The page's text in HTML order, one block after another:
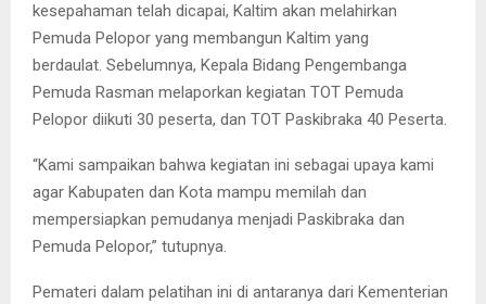
kesepahaman telah dicapai, Kaltim akan melahirkan
Pemuda Pelopor yang membangun Kaltim yang
berdaulat. Sebelumnya, Kepala Bidang Pengembanga
Pemuda Rasman melaporkan kegiatan TOT Pemuda
Pelopor diikuti 30 peserta, dan TOT Paskibraka 40 Peserta.
“Kami sampaikan bahwa kegiatan ini sebagai upaya kami
agar Kabupaten dan Kota mampu memilah dan
mempersiapkan pemudanya menjadi Paskibraka dan
Pemuda Pelopor,” tutupnya.
Pemateri dalam pelatihan ini di antaranya dari Kementerian